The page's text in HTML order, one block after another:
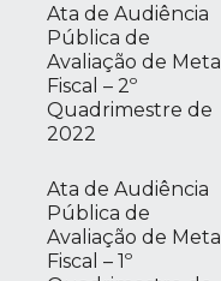
Ata de Audiência
Pública de
Avaliação de Meta
Fiscal – 2º
Quadrimestre de
2022
Ata de Audiência
Pública de
Avaliação de Meta
Fiscal – 1º